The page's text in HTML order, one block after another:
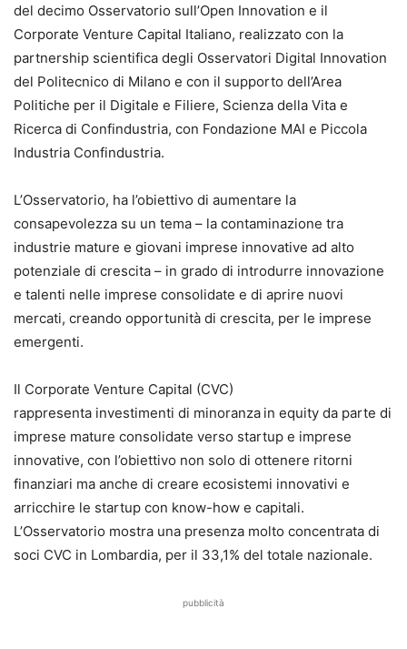
del decimo Osservatorio sull’Open Innovation e il
Corporate Venture Capital Italiano, realizzato con la
partnership scientifica degli Osservatori Digital Innovation
del Politecnico di Milano e con il supporto dell’Area
Politiche per il Digitale e Filiere, Scienza della Vita e
Ricerca di Confindustria, con Fondazione MAI e Piccola
Industria Confindustria.
L’Osservatorio, ha l’obiettivo di aumentare la
consapevolezza su un tema – la contaminazione tra
industrie mature e giovani imprese innovative ad alto
potenziale di crescita – in grado di introdurre innovazione
e talenti nelle imprese consolidate e di aprire nuovi
mercati, creando opportunità di crescita, per le imprese
emergenti.
Il Corporate Venture Capital (CVC)
rappresenta investimenti di minoranza in equity da parte di
imprese mature consolidate verso startup e imprese
innovative, con l’obiettivo non solo di ottenere ritorni
finanziari ma anche di creare ecosistemi innovativi e
arricchire le startup con know-how e capitali.
L’Osservatorio mostra una presenza molto concentrata di
soci CVC in Lombardia, per il 33,1% del totale nazionale.
pubblicità